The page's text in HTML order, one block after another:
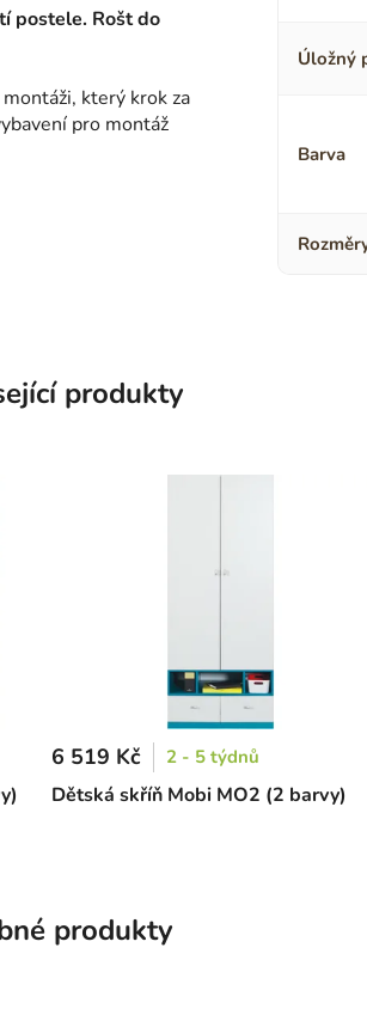
postele. Rošt do
který krok za
pro montáž
Úložný
Barva
produkty
Dětská skříň Mobi MO2 (2 barvy)
6 519 Kč 2 - 5 týdnů
produkty